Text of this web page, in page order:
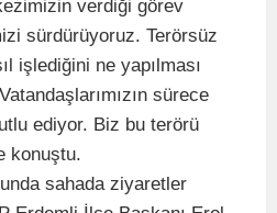
verdiği görev
sürdürüyoruz. Terörsüz
işlediğini ne yapılması
sürece
ediyor. Biz bu terörü
konuştu.
sahada ziyaretler